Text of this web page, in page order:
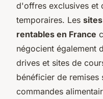
d'offres exclusives et
temporaires. Les
rentables en France
négocient également
drives et sites de
bénéficier de remises
commandes